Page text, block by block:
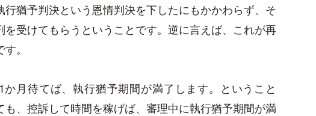
猶予判決という恩情判決を下したにもかかわらず、そ
受けてもらうということです。逆に言えば、これが再
。
月待てば、執行猶予期間が満了します。ということ
、控訴して時間を稼げば、審理中に執行猶予期間が満